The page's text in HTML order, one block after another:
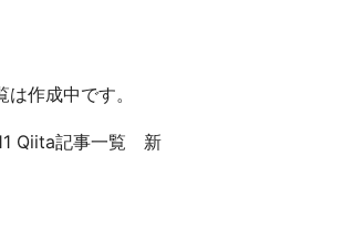
作成中です。
Qiita記事一覧 新